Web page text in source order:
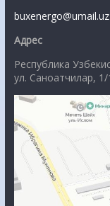
buxenergo@umail.uz
Адрес
Республика
ул. Саноатчилар, 1/